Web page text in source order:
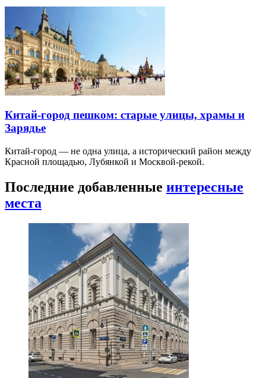
Китай-город пешком: старые улицы, храмы и
Зарядье
Китай-город — не одна улица, а исторический район между
Красной площадью, Лубянкой и Москвой-рекой.
Последние добавленные интересные
места